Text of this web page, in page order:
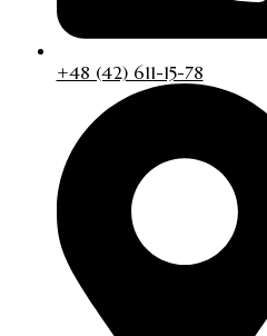
+48 (42) 611-15-78